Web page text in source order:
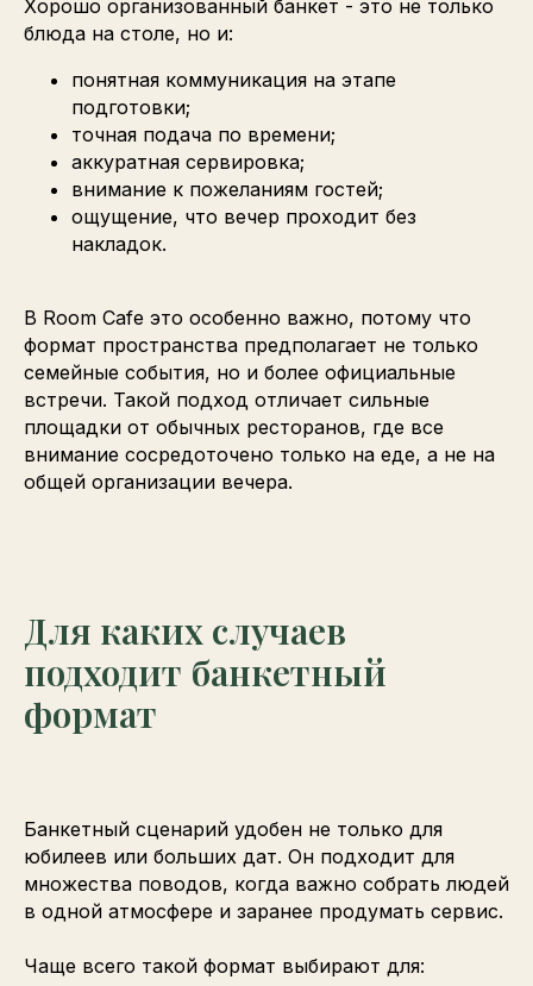
Хорошо организованный банкет - это не только
блюда на столе, но и:
понятная коммуникация на этапе
подготовки;
точная подача по времени;
аккуратная сервировка;
внимание к пожеланиям гостей;
ощущение, что вечер проходит без
накладок.
В Room Cafe это особенно важно, потому что
формат пространства предполагает не только
семейные события, но и более официальные
встречи. Такой подход отличает сильные
площадки от обычных ресторанов, где все
внимание сосредоточено только на еде, а не на
общей организации вечера.
Для каких случаев
подходит банкетный
формат
Банкетный сценарий удобен не только для
юбилеев или больших дат. Он подходит для
множества поводов, когда важно собрать людей
в одной атмосфере и заранее продумать сервис.
Чаще всего такой формат выбирают для: